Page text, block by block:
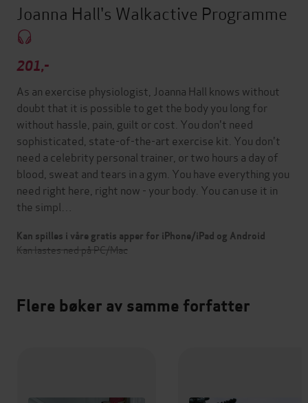
Joanna Hall's Walkactive Programme
201,-
As an exercise physiologist, Joanna Hall knows without
doubt that it is possible to get the body you long for
without hassle, pain, guilt or cost. You don't need
sophisticated, state-of-the-art exercise kit. You don't
need a celebrity personal trainer, or two hours a day of
blood, sweat and tears in a gym. You have everything you
need right here, right now - your body. You can use it in
the simpl…
Kan spilles i våre gratis apper for iPhone/iPad og Android
Kan lastes ned på PC/Mac
Flere bøker av samme forfatter